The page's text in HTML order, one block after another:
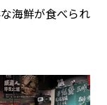
海鮮が食べられ